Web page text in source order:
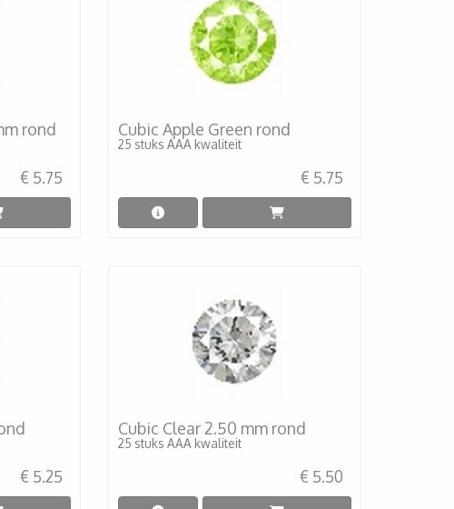
rond
€ 5.75
Cubic Apple Green rond
25 stuks AAA kwaliteit
€ 5.75
€ 5.25
Cubic Clear 2.50 mm rond
25 stuks AAA kwaliteit
€ 5.50